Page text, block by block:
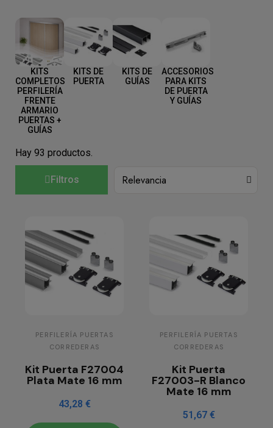
KITS
COMPLETOS
PERFILERÍA
FRENTE
ARMARIO
PUERTAS +
GUÍAS
KITS DE
PUERTA
KITS DE
GUÍAS
ACCESORIOS
PARA KITS
DE PUERTA
Y GUÍAS
Hay 93 productos.
Filtros
PERFILERÍA PUERTAS
CORREDERAS
Kit Puerta F27004
Plata Mate 16 mm
43,28 €
PERFILERÍA PUERTAS
CORREDERAS
Kit Puerta
F27003-R Blanco
Mate 16 mm
51,67 €